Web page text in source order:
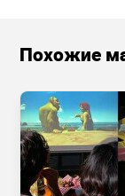
Похожие